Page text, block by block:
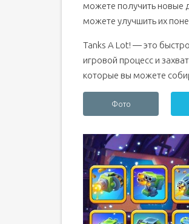
можете получить новые
можете улучшить их
Tanks A Lot! — это
игровой процесс и
которые вы можете
Фото